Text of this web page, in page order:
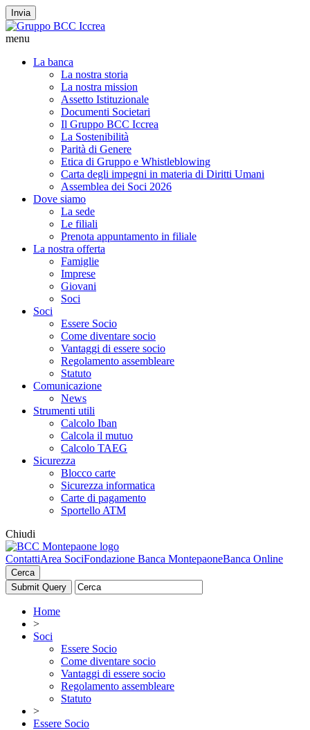
Invia
menu
La banca
La nostra storia
La nostra mission
Assetto Istituzionale
Documenti Societari
Il Gruppo BCC Iccrea
La Sostenibilità
Parità di Genere
Etica di Gruppo e Whistleblowing
Carta degli impegni in materia di Diritti Umani
Assemblea dei Soci 2026
Dove siamo
La sede
Le filiali
Prenota appuntamento in filiale
La nostra offerta
Famiglie
Imprese
Giovani
Soci
Soci
Essere Socio
Come diventare socio
Vantaggi di essere socio
Regolamento assembleare
Statuto
Comunicazione
News
Strumenti utili
Calcolo Iban
Calcola il mutuo
Calcolo TAEG
Sicurezza
Blocco carte
Sicurezza informatica
Carte di pagamento
Sportello ATM
Chiudi
ContattiArea SociFondazione Banca MontepaoneBanca Online
Cerca
Home
>
Soci
Essere Socio
Come diventare socio
Vantaggi di essere socio
Regolamento assembleare
Statuto
>
Essere Socio